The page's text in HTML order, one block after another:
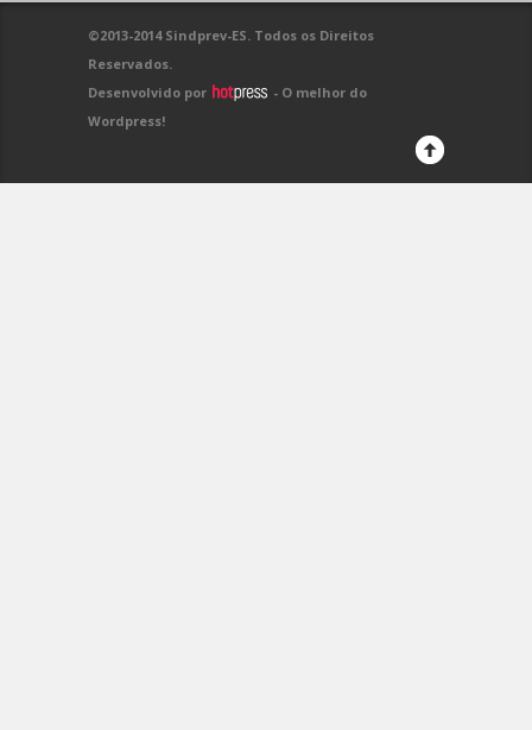
©2013-2014 Sindprev-ES. Todos os Direitos
Reservados.
Desenvolvido por
- O melhor do
Wordpress!